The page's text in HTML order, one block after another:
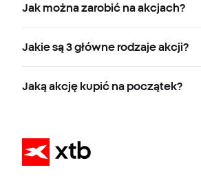
Jak można zarobić na akcjach?
Jakie są 3 główne rodzaje akcji?
Jaką akcję kupić na początek?